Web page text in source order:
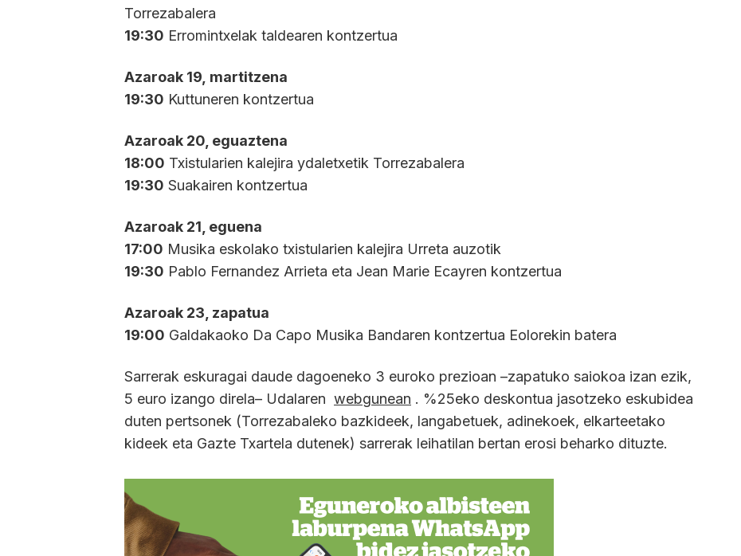
Torrezabalera
19:30 Erromintxelak taldearen kontzertua
Azaroak 19, martitzena
19:30 Kuttuneren kontzertua
Azaroak 20, eguaztena
18:00 Txistularien kalejira ydaletxetik Torrezabalera
19:30 Suakairen kontzertua
Azaroak 21, eguena
17:00 Musika eskolako txistularien kalejira Urreta auzotik
19:30 Pablo Fernandez Arrieta eta Jean Marie Ecayren kontzertua
Azaroak 23, zapatua
19:00 Galdakaoko Da Capo Musika Bandaren kontzertua Eolorekin batera
Sarrerak eskuragai daude dagoeneko 3 euroko prezioan –zapatuko saiokoa izan ezik,
5 euro izango direla– Udalaren webgunean . %25eko deskontua jasotzeko eskubidea
duten pertsonek (Torrezabaleko bazkideek, langabetuek, adinekoek, elkarteetako
kideek eta Gazte Txartela dutenek) sarrerak leihatilan bertan erosi beharko dituzte.